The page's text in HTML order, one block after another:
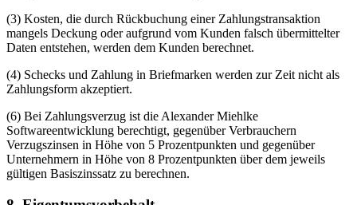
(3) Kosten, die durch Rückbuchung einer Zahlungstransaktion
mangels Deckung oder aufgrund vom Kunden falsch übermittelter
Daten entstehen, werden dem Kunden berechnet.
(4) Schecks und Zahlung in Briefmarken werden zur Zeit nicht als
Zahlungsform akzeptiert.
(6) Bei Zahlungsverzug ist die Alexander Miehlke
Softwareentwicklung berechtigt, gegenüber Verbrauchern
Verzugszinsen in Höhe von 5 Prozentpunkten und gegenüber
Unternehmern in Höhe von 8 Prozentpunkten über dem jeweils
gültigen Basiszinssatz zu berechnen.